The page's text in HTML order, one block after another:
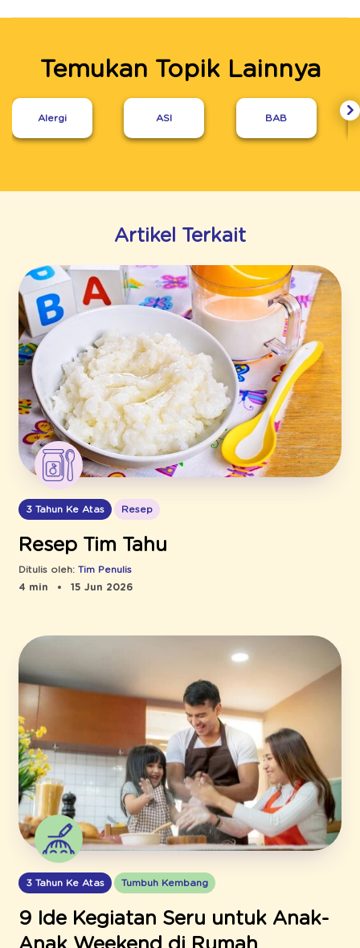
Temukan Topik Lainnya
Alergi ASI BAB
Artikel Terkait
3 Tahun Ke Atas Resep
Resep Tim Tahu
Ditulis oleh: Tim Penulis
4 min
15 Jun 2026
3 Tahun Ke Atas Tumbuh Kembang
9 Ide Kegiatan Seru untuk Anak-